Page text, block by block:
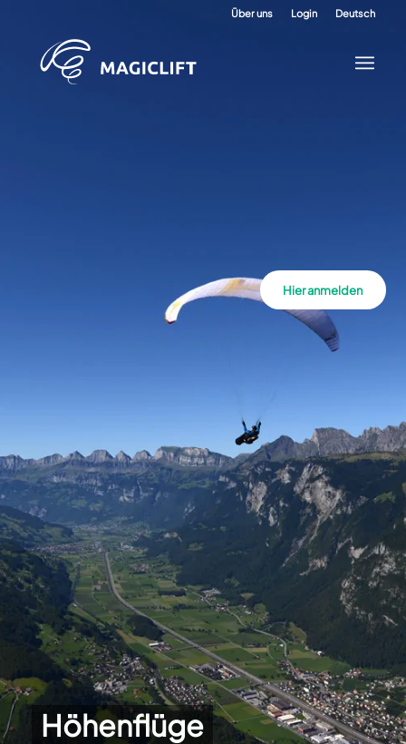
Über uns Login Deutsch
Höhenflüge
Hier anmelden